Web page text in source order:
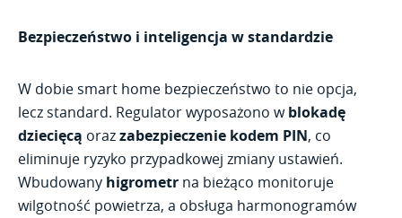
Bezpieczeństwo i inteligencja w standardzie
W dobie smart home bezpieczeństwo to nie opcja,
lecz standard. Regulator wyposażono wblokadę
dziecięcą orazzabezpieczenie kodem PIN, co
eliminuje ryzyko przypadkowej zmiany ustawień.
Wbudowany higrometr na bieżąco monitoruje
wilgotność powietrza, a obsługa harmonogramów